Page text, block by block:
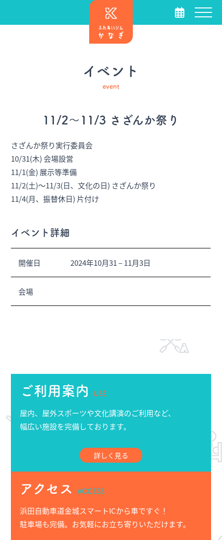
イベント
event
11/2～11/3 さざんか祭り
さざんか祭り実行委員会
10/31(木) 会場設営
11/1(金) 展示等準備
11/2(土)～11/3(日、文化の日) さざんか祭り
11/4(月、振替休日) 片付け
イベント詳細
開催日 2024年10月31–11月3日
会場
ご利用案内 USE
屋内、屋外スポーツや文化講演のご利用など、
幅広い施設を完備しております。
詳しく見る
アクセス ACCESS
浜田自動車道金城スマートICから車ですぐ！
駐車場も完備。お気軽にお立ち寄りいただけます。